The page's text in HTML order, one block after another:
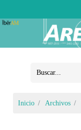
Inicio Archivos